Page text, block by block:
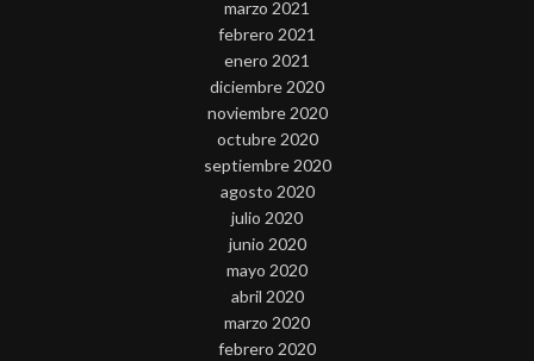
marzo 2021
febrero 2021
enero 2021
diciembre 2020
noviembre 2020
octubre 2020
septiembre 2020
agosto 2020
julio 2020
junio 2020
mayo 2020
abril 2020
marzo 2020
febrero 2020